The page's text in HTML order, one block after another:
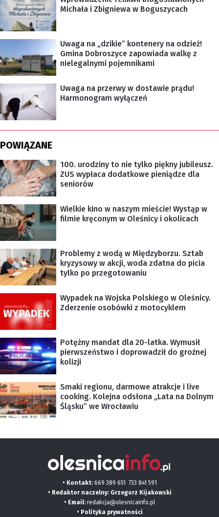
Michała i Zbigniewa w Boguszycach
Uwaga na „dzikie” kontenery na odzież!
Gmina Dobroszyce zapowiada walkę z
nielegalnymi pojemnikami
Uwaga na przerwy w dostawie prądu!
Harmonogram wyłączeń
POWIĄZANE
100. urodziny to nie tylko piękny jubileusz.
ZUS wypłaca dodatkowe pieniądze dla
seniorów
Wielkie kino w naszym mieście! Wystąp w
filmie kręconym w Oleśnicy i okolicach
Problemy z wodą w Międzyborzu. Sztab
kryzysowy w akcji, woda zdatna do picia
tylko po przegotowaniu
Wypadek na Wojska Polskiego w Oleśnicy.
Zderzenie osobówki z motocyklem
Potężny mandat dla 20-latka. Wymusił
pierwszeństwo i doprowadził do groźnej
kolizji
Smaki regionu, darmowe atrakcje i live
cooking. Kolejna odsłona „Lata na Dolnym
Śląsku” we Wrocławiu
• Kontakt: 669 389 651 733 841 591
• Redaktor naczelny: Grzegorz Kijakowski
• Email: redakcja@olesnicainfo.pl
• Polityka prywatności